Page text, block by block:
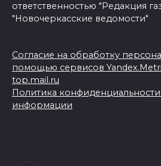
ответственностью "Редакция
"Новочеркасские ведомости"
Согласие на обработку
помощью сервисов
top.mail.ru
Политика
информации